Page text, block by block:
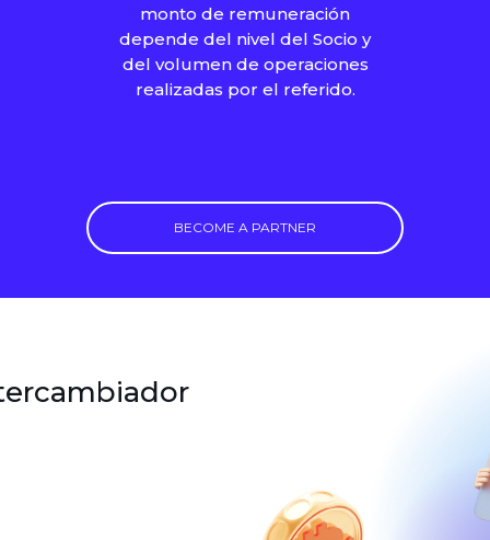
monto de remuneración
depende del nivel del Socio y
del volumen de operaciones
realizadas por el referido.
BECOME A PARTNER